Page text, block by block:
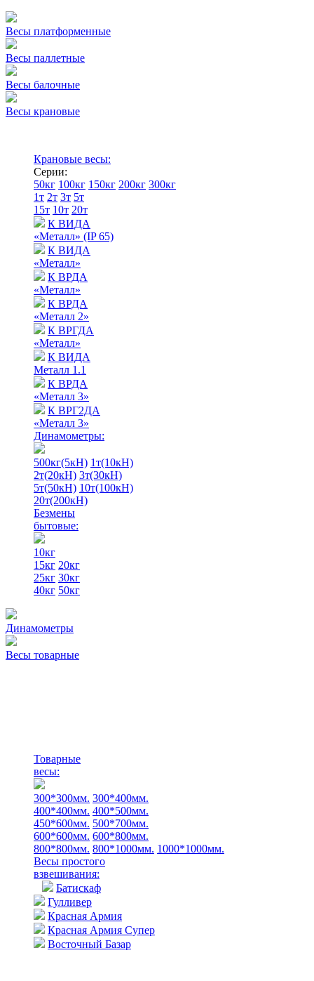
Весы платформенные
Весы паллетные
Весы балочные
Весы крановые
Крановые весы:
Серии:
50кг 100кг 150кг 200кг 300кг
1т 2т 3т 5т
15т 10т 20т
К ВИДА
«Металл» (IP 65)
К ВИДА
«Металл»
К ВРДА
«Металл»
К ВРДА
«Металл 2»
К ВРГДА
«Металл»
К ВИДА
Металл 1.1
К ВРДА
«Металл 3»
К ВРГ2ДА
«Металл 3»
Динамометры:
500кг(5кН) 1т(10кН)
2т(20кН) 3т(30кН)
5т(50кН) 10т(100кН)
20т(200кН)
Безмены
бытовые:
10кг
15кг 20кг
25кг 30кг
40кг 50кг
Динамометры
Весы товарные
Товарные
весы:
300*300мм. 300*400мм.
400*400мм. 400*500мм.
450*600мм. 500*700мм.
600*600мм. 600*800мм.
800*800мм. 800*1000мм. 1000*1000мм.
Весы простого
взвешивания:
Батискаф
Гулливер
Красная Армия
Красная Армия Супер
Восточный Базар